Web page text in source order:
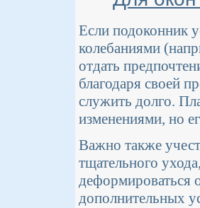
Если подоконник
колебаниями
отдать
благодаря своей
служить долго.
изменениями, но
Важно также
тщательного
деформироваться
дополнительных